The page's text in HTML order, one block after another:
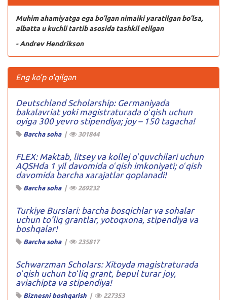
Muhim ahamiyatga ega bo’lgan nimaiki yaratilgan bo’lsa,
albatta u kuchli tartib asosida tashkil etilgan
- Andrev Hendrikson
Eng ko'p o'qilgan
Deutschland Scholarship: Germaniyada
bakalavriat yoki magistraturada oʻqish uchun
oyiga 300 yevro stipendiya; joy – 150 tagacha!
Barcha soha| 301844
FLEX: Maktab, litsey va kollej oʻquvchilari uchun
AQSHda 1 yil davomida oʻqish imkoniyati; oʻqish
davomida barcha xarajatlar qoplanadi!
Barcha soha| 269232
Turkiye Burslari: barcha bosqichlar va sohalar
uchun to’liq grantlar, yotoqxona, stipendiya va
boshqalar!
Barcha soha| 235817
Schwarzman Scholars: Xitoyda magistraturada
oʻqish uchun toʻliq grant, bepul turar joy,
aviachipta va stipendiya!
Biznesni boshqarish | 227353